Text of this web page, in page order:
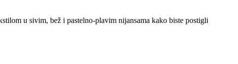
u sivim, bež i pastelno-plavim nijansama kako biste postigli